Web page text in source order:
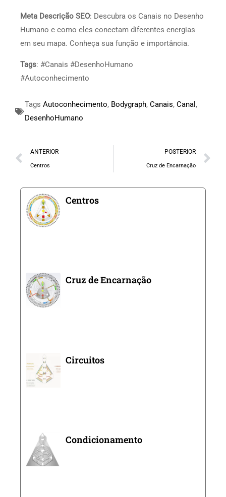
Meta Descrição SEO: Descubra os Canais no Desenho
Humano e como eles conectam diferentes energias
em seu mapa. Conheça sua função e importância.
Tags: #Canais #DesenhoHumano
#Autoconhecimento
Tags Autoconhecimento, Bodygraph, Canais, Canal ,
DesenhoHumano
ANTERIOR
Centros
POSTERIOR
Cruz de Encarnação
Centros
Cruz de Encarnação
Circuitos
Condicionamento